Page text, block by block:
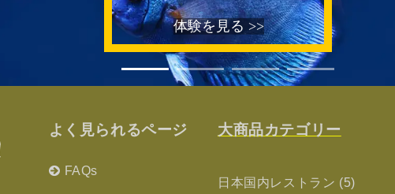
体験を見る >>
よく見られるページ
FAQs
大商品カテゴリー
日本国内レストラン (5)